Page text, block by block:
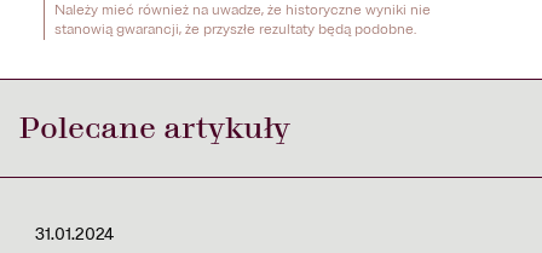
Należy mieć również na uwadze, że historyczne wyniki nie
stanowią gwarancji, że przyszłe rezultaty będą podobne.
Polecane artykuły
31.01.2024